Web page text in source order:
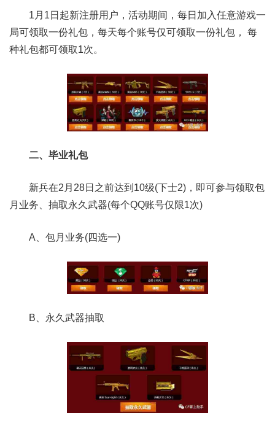
1月1日起新注册用户，活动期间，每日加入任意游戏一
局可领取一份礼包，每天每个账号仅可领取一份礼包， 每
种礼包都可领取1次。
二、毕业礼包
新兵在2月28日之前达到10级(下士2)，即可参与领取包
月业务、抽取永久武器(每个QQ账号仅限1次)
A、包月业务(四选一)
B、永久武器抽取